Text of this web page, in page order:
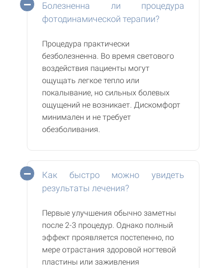
Болезненна ли процедура
фотодинамической терапии?
Процедура практически
безболезненна. Во время светового
воздействия пациенты могут
ощущать легкое тепло или
покалывание, но сильных болевых
ощущений не возникает. Дискомфорт
минимален и не требует
обезболивания.
Как быстро можно увидеть
результаты лечения?
Первые улучшения обычно заметны
после 2-3 процедур. Однако полный
эффект проявляется постепенно, по
мере отрастания здоровой ногтевой
пластины или заживления